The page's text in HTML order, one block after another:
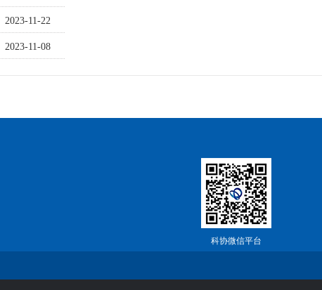
2023-11-22
2023-11-08
科协微信平台